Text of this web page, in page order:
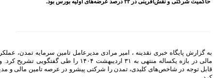
صندوق‌های با درآمد ثابت از
خواسته‌های همیشگی فعالان بازار
سرمایه تمدن، عملکرد چشمگیر این نهاد
بازه یکساله منتهی به ۳۱ اردیبهشت ۱۴۰۴ را طی گفتگویی تشریح کرد. وی با اشاره به رشد
عرصه تامین مالی و مدیریت دارایی معرفی